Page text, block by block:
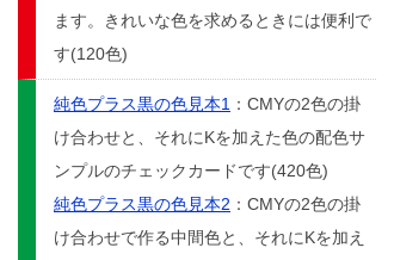
ます。きれいな色を求めるときには便利で
す(120色)
純色プラス黒の色見本1 ：CMYの2色の掛
け合わせと、それにKを加えた色の配色サ
ンプルのチェックカードです(420色)
純色プラス黒の色見本2 ：CMYの2色の掛
け合わせで作る中間色と、それにKを加え